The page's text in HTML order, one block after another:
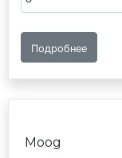
Подробнее
Moog